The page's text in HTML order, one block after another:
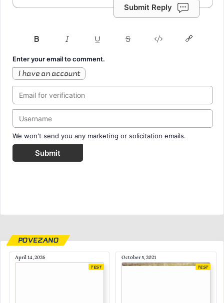
Submit Reply
Enter your email to comment.
I have an account
We won't send you any marketing or solicitation emails.
Submit
POVEZANO
April 14, 2026
TEST
October 5, 2021
TEST